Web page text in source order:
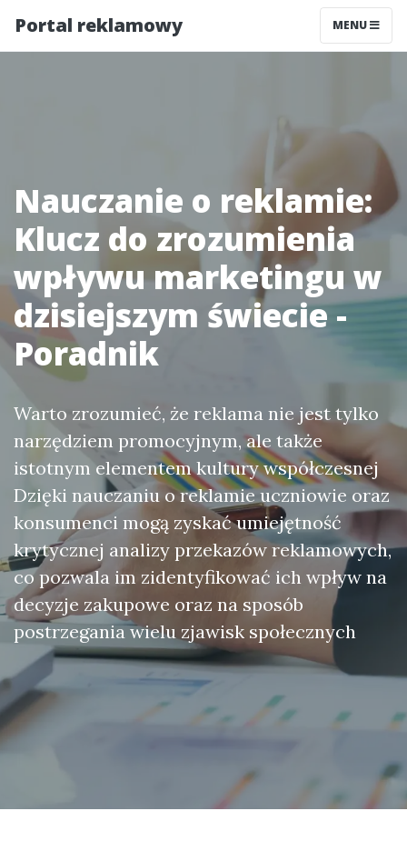
Portal reklamowy MENU
Nauczanie o reklamie:
Klucz do zrozumienia
wpływu marketingu w
dzisiejszym świecie -
Poradnik
Warto zrozumieć, że reklama nie jest tylko
narzędziem promocyjnym, ale także
istotnym elementem kultury współczesnej
Dzięki nauczaniu o reklamie uczniowie oraz
konsumenci mogą zyskać umiejętność
krytycznej analizy przekazów reklamowych,
co pozwala im zidentyfikować ich wpływ na
decyzje zakupowe oraz na sposób
postrzegania wielu zjawisk społecznych